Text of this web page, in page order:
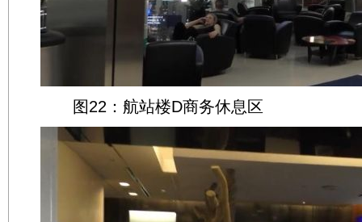
图22：航站楼D商务休息区